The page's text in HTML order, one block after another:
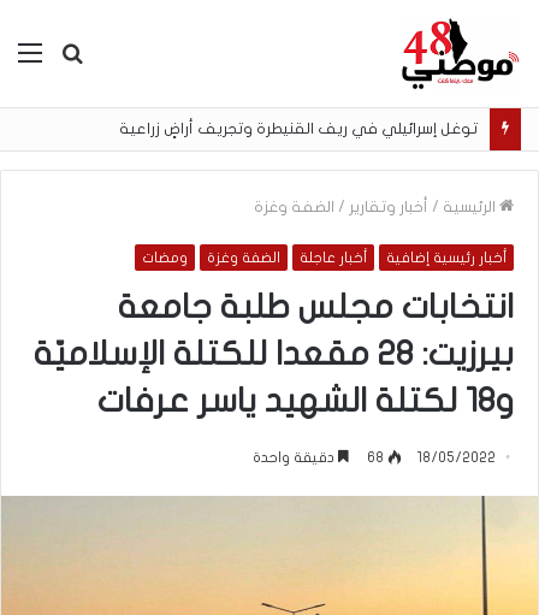
بحث
توغل إسرائيلي في ريف القنيطرة وتجريف أراضٍ زراعية
الرئيسية / أخبار وتقارير / الضفة وغزة
أخبار رئيسية إضافية أخبار عاجلة الضفة وغزة ومضات
انتخابات مجلس طلبة جامعة
بيرزيت: 28 مقعدا للكتلة الإسلاميّة
و18 لكتلة الشهيد ياسر عرفات
18/05/2022
68 دقيقة واحدة